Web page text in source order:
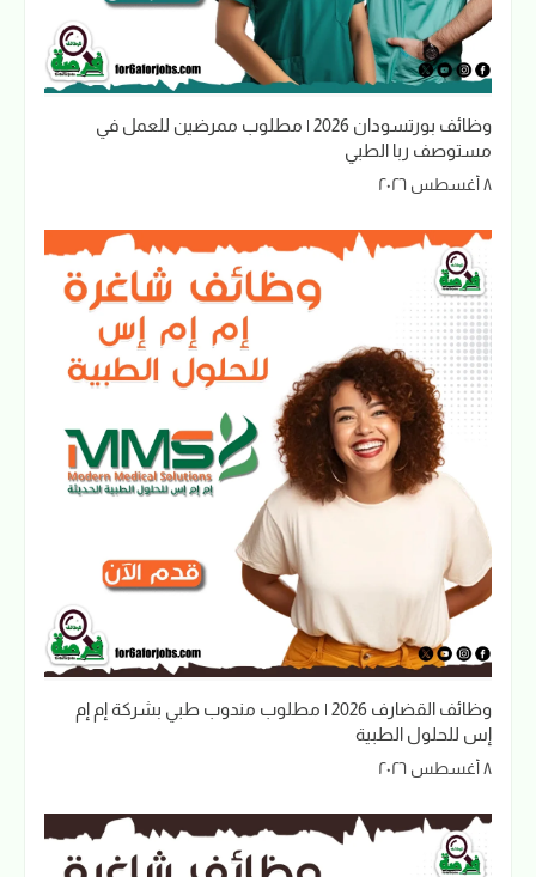
وظائف بورتسودان 2026 | مطلوب ممرضين للعمل في
مستوصف ربا الطبي
٨ أغسطس ٢٠٢٦
وظائف القضارف 2026 | مطلوب مندوب طبي بشركة إم إم
إس للحلول الطبية
٨ أغسطس ٢٠٢٦